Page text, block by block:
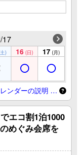
17
) 16 (日) 17 (月)
ンダーの説明 …
エコ割1泊1000
めぐみ会席を